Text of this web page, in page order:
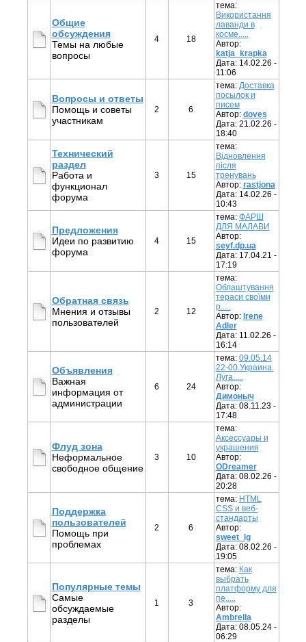
Общие
обсуждения
Темы на любые
вопросы
4 18
тема:
Використання
лаванди в
косме.....
Автор:
katja_krapka
Дата: 14.02.26 -
11:06
Вопросы и ответы
Помощь и советы
участникам
2 6
тема: Доставка
посылок и
писем
Автор: doves
Дата: 21.02.26 -
18:40
Технический
раздел
Работа и
функционал
форума
3 15
тема:
Відновлення
після
тренувань
Автор: rastjona
Дата: 14.02.26 -
10:43
Предложения
Идеи по развитию
форума
4 15
тема: ФАРШ
ДЛЯ МАЛАВИ
Автор:
seyf.dp.ua
Дата: 17.04.21 -
17:19
Обратная связь
Мнения и отзывы
пользователей
2 12
тема:
Облаштування
тераси своїми
р.....
Автор: Irene
Adler
Дата: 11.02.26 -
16:14
Объявления
Важная
информация от
администрации
6 24
тема: 09.05.14
22-00.Украина.
Луга.....
Автор:
Димоныч
Дата: 08.11.23 -
17:48
Флуд зона
Неформальное
свободное общение
3 10
тема:
Аксессуары и
украшения
Автор:
ODreamer
Дата: 08.02.26 -
20:28
Поддержка
пользователей
Помощь при
проблемах
2 6
тема: HTML
CSS и веб-
стандарты
Автор:
sweet_lg
Дата: 08.02.26 -
19:05
Популярные темы
Самые
обсуждаемые
разделы
1 3
тема: Как
выбрать
платформу для
пе.....
Автор:
Ambrella
Дата: 08.05.24 -
06:29